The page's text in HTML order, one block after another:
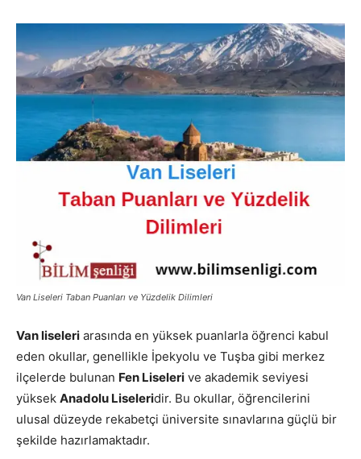
Van Liseleri Taban Puanları ve Yüzdelik Dilimleri
Van liseleri arasında en yüksek puanlarla öğrenci kabul
eden okullar, genellikle İpekyolu ve Tuşba gibi merkez
ilçelerde bulunan Fen Liseleri ve akademik seviyesi
yüksek Anadolu Liseleridir. Bu okullar, öğrencilerini
ulusal düzeyde rekabetçi üniversite sınavlarına güçlü bir
şekilde hazırlamaktadır.